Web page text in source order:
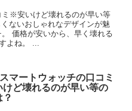
※安いけど壊れるのが早い等
ないおしゃれなデザインが魅
価格が安いから、早く壊れる
よね。 ...
マートウォッチの口コミ
ど壊れるのが早い等の
？